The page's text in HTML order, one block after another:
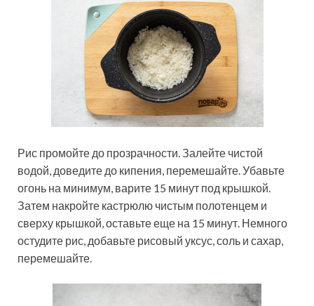
Рис промойте до прозрачности. Залейте чистой
водой, доведите до кипения, перемешайте. Убавьте
огонь на минимум, варите 15 минут под крышкой.
Затем накройте кастрюлю чистым полотенцем и
сверху крышкой, оставьте еще на 15 минут. Немного
остудите рис, добавьте рисовый уксус, соль и сахар,
перемешайте.